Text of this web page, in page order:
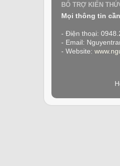
BỔ TRỢ KIẾN
Mọi thông tin
- Điện thoại:
- Email:
- Website: